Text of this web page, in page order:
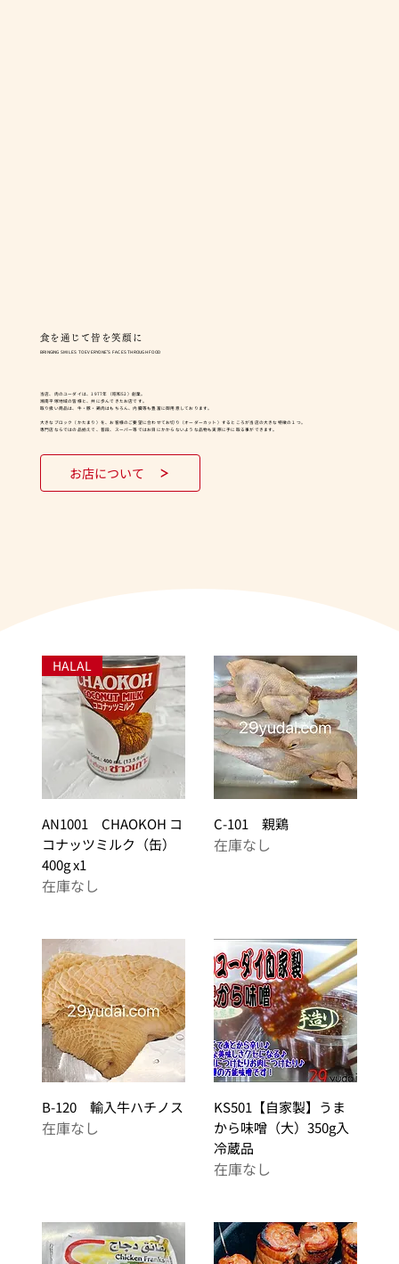
食を通じて皆を笑顔に
BRINGING SMILES TO EVERYONE’S FACES THROUGH FOOD
お店について
当店、肉のユーダイは、1977年（昭和52）創業。
湘南平塚地域の皆様と、共に歩んできたお店です。
取り扱い商品は、牛・豚・鶏肉はもちろん、内臓等も豊富に御用意しております。
大きなブロック（かたまり）を、お客様のご要望に合わせてお切り（オーダーカット）するところが当店の大きな特徴の１つ。
専門店ならではの品揃えで、普段、スーパー等ではお目にかからないような品物も実際に手に取る事ができます。
HALAL
AN1001 CHAOKOH コ
コナッツミルク（缶）
400g x1
在庫なし
C-101 親鶏
在庫なし
B-120 輸入牛ハチノス
在庫なし
KS501【自家製】うま
から味噌（大）350g入
冷蔵品
在庫なし